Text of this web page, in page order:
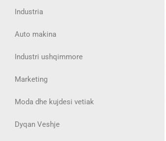
Industria
Auto makina
Industri ushqimmore
Marketing
Moda dhe kujdesi vetiak
Dyqan Veshje